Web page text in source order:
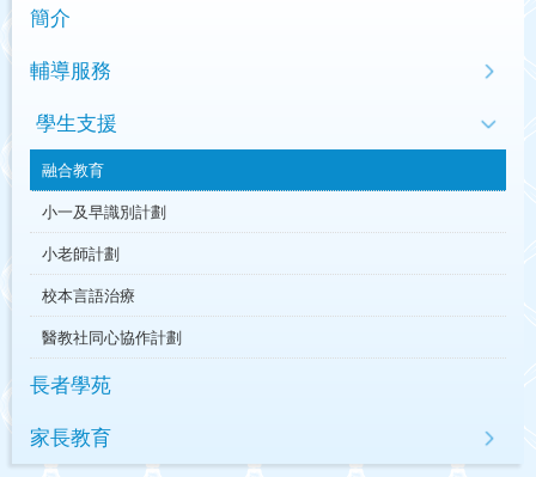
簡介
輔導服務
學生支援
融合教育
小一及早識別計劃
小老師計劃
校本言語治療
醫教社同心協作計劃
長者學苑
家長教育